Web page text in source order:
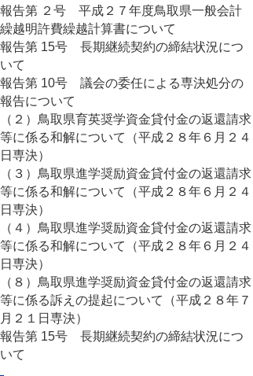
報告第 ２号 平成２７年度鳥取県一般会計
繰越明許費繰越計算書について
報告第 15号 長期継続契約の締結状況につ
いて
報告第 10号 議会の委任による専決処分の
報告について
（２）鳥取県育英奨学資金貸付金の返還請求
等に係る和解について（平成２８年６月２４
日専決）
（３）鳥取県進学奨励資金貸付金の返還請求
等に係る和解について（平成２８年６月２４
日専決）
（４）鳥取県進学奨励資金貸付金の返還請求
等に係る和解について（平成２８年６月２４
日専決）
（８）鳥取県進学奨励資金貸付金の返還請求
等に係る訴えの提起について（平成２８年７
月２１日専決）
報告第 15号 長期継続契約の締結状況につ
いて